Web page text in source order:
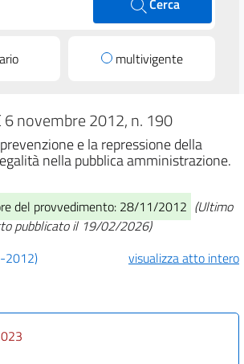
Cerca
multivigente
6 novembre 2012, n. 190
e la repressione della
nella pubblica amministrazione.
del provvedimento: 28/11/2012 (Ultimo
pubblicato il 19/02/2026)
2012)
visualizza atto intero